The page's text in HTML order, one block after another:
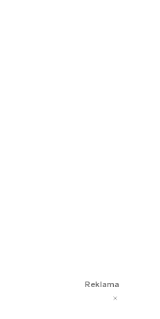
Reklama